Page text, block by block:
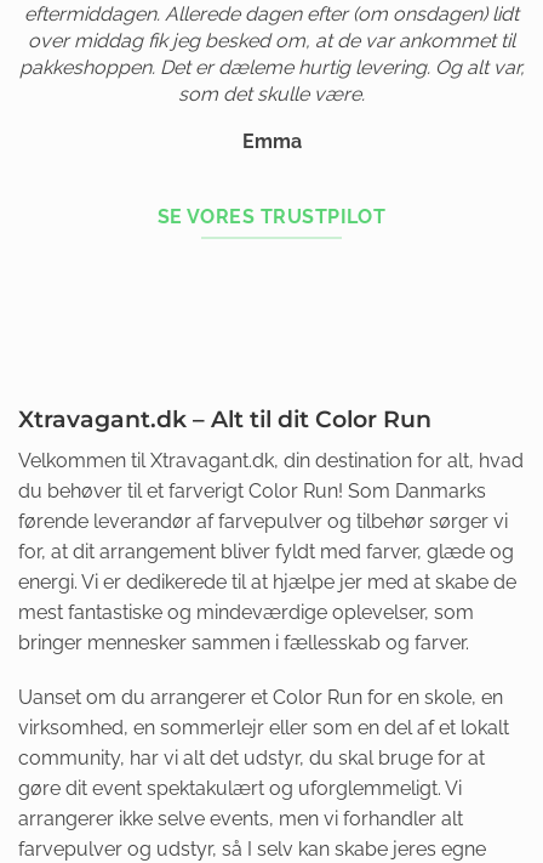
eftermiddagen. Allerede dagen efter (om onsdagen) lidt
over middag fik jeg besked om, at de var ankommet til
pakkeshoppen. Det er dæleme hurtig levering. Og alt var,
som det skulle være.
Emma
SE VORES TRUSTPILOT
Xtravagant.dk – Alt til dit Color Run
Velkommen til Xtravagant.dk, din destination for alt, hvad
du behøver til et farverigt Color Run! Som Danmarks
førende leverandør af farvepulver og tilbehør sørger vi
for, at dit arrangement bliver fyldt med farver, glæde og
energi. Vi er dedikerede til at hjælpe jer med at skabe de
mest fantastiske og mindeværdige oplevelser, som
bringer mennesker sammen i fællesskab og farver.
Uanset om du arrangerer et Color Run for en skole, en
virksomhed, en sommerlejr eller som en del af et lokalt
community, har vi alt det udstyr, du skal bruge for at
gøre dit event spektakulært og uforglemmeligt. Vi
arrangerer ikke selve events, men vi forhandler alt
farvepulver og udstyr, så I selv kan skabe jeres egne